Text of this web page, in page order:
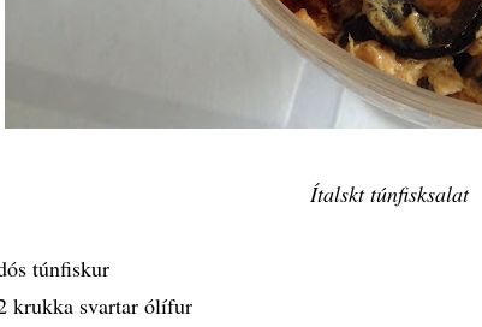
Ítalskt túnfisksalat
túnfiskur
krukka svartar ólífur